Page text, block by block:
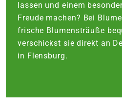
lassen und einem
Freude machen? Bei
frische Blumensträuße
verschickst sie direkt an
in Flensburg.